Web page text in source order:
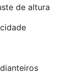
de altura